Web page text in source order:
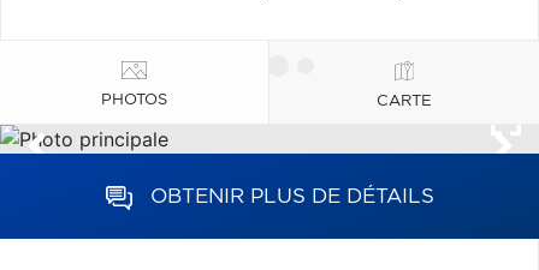
PHOTOS CARTE
OBTENIR PLUS DE DÉTAILS